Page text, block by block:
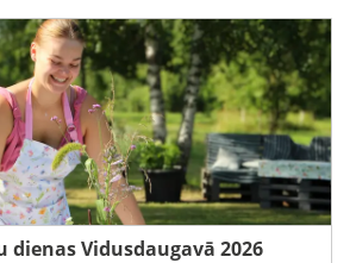
dienas Vidusdaugavā 2026